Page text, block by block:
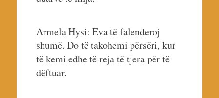
Armela Hysi: Eva të falenderoj
shumë. Do të takohemi përsëri, kur
të kemi edhe të reja të tjera për të
dëftuar.